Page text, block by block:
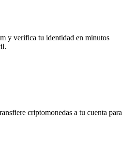
y verifica tu identidad en minutos
criptomonedas a tu cuenta para